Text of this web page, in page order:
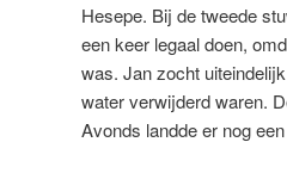
Hesepe. Bij de tweede
een keer legaal doen,
was. Jan zocht
water verwijderd waren.
Avonds landde er nog